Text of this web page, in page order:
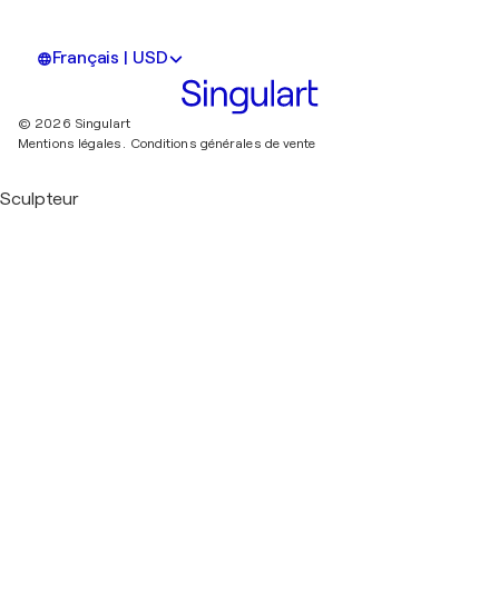
Français | USD
© 2026 Singulart
Mentions légales. Conditions générales de vente
Sculpteur